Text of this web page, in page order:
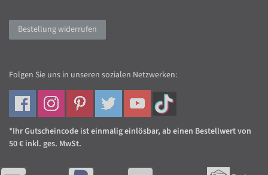
Bestellung widerrufen
Folgen Sie uns in unseren sozialen Netzwerken:
*Ihr Gutscheincode ist einmalig einlösbar, ab einen Bestellwert von
50 € inkl. ges. MwSt.